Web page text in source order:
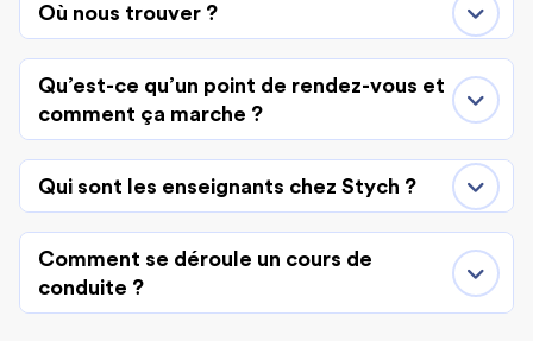
Où nous trouver ?
Qu’est-ce qu’un point de rendez-vous et
comment ça marche ?
Qui sont les enseignants chez Stych ?
Comment se déroule un cours de
conduite ?